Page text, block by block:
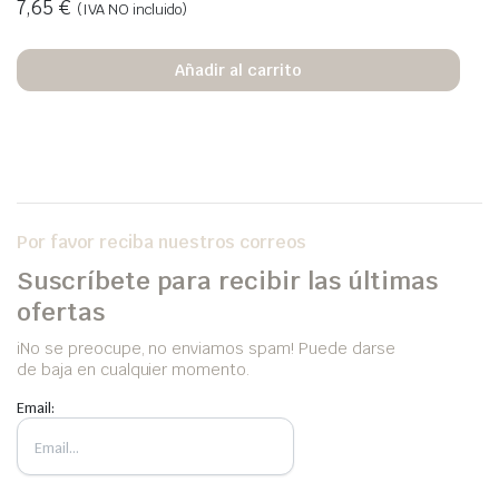
7,65 € (IVA NO incluido)
Añadir al carrito
Por favor reciba nuestros correos
Suscríbete para recibir las últimas
ofertas
iNo se preocupe, no enviamos spam! Puede darse
de baja en cualquier momento.
Email: